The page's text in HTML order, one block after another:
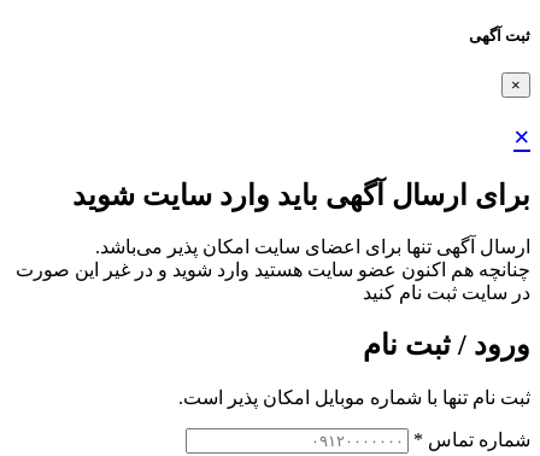
ثبت آگهی
×
×
برای ارسال آگهی باید وارد سایت شوید
ارسال آگهی تنها برای اعضای سایت امکان پذیر می‌باشد.
چنانچه هم‌ اکنون عضو سایت هستید وارد شوید و در غیر این صورت
در سایت ثبت نام کنید
ورود / ثبت نام
ثبت نام تنها با شماره موبایل امکان پذیر است.
شماره تماس *